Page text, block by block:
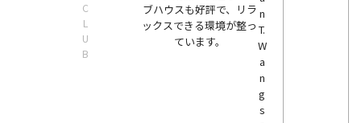
C
L
U
B
ブハウスも好評で、リラ
ックスできる環境が整っ
ています。
n
T.
W
a
n
g
s